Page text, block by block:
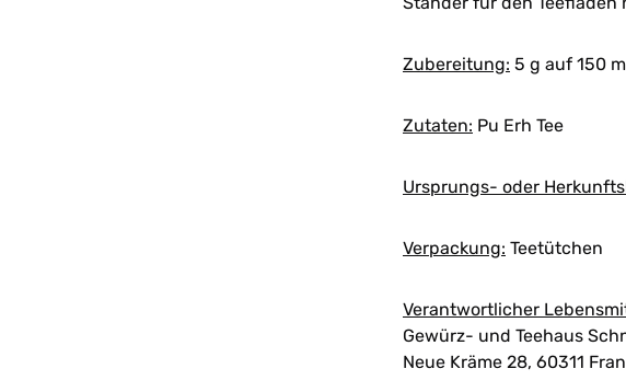
Zubereitung: 5 g auf 150
Zutaten: Pu Erh Tee
Ursprungs- oder
Verpackung: Teetütchen
Verantwortlicher
Gewürz- und Teehaus
Neue Kräme 28, 60311